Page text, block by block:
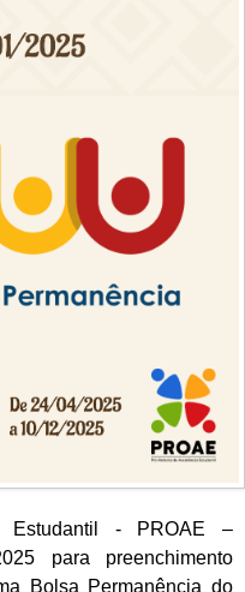
Estudantil - PROAE –
para preenchimento
Bolsa Permanência do